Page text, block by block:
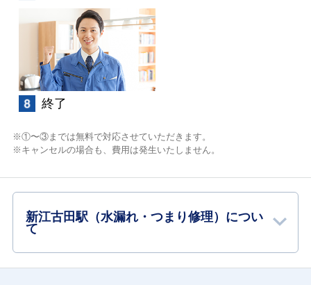
終了
①〜③までは無料で対応させていただきます。
キャンセルの場合も、費用は発生いたしません。
新江古田駅（水漏れ・つまり修理）につい
て